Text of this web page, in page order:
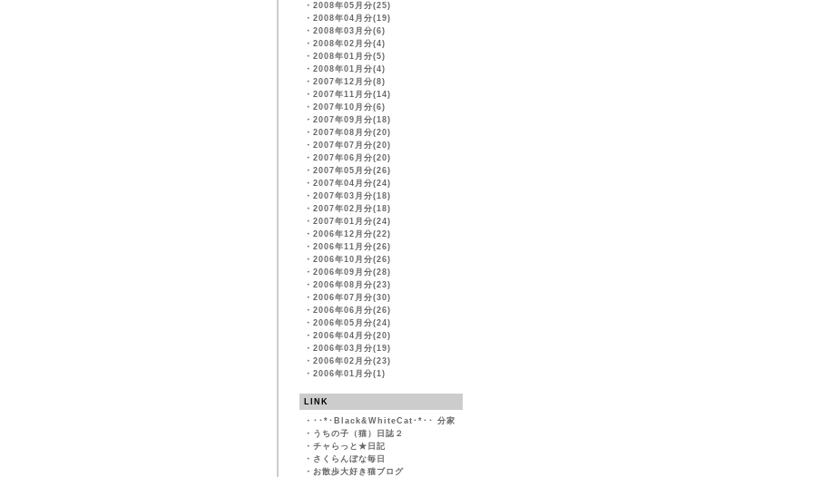
・ 2008年05月分(25)
・ 2008年04月分(19)
・ 2008年03月分(6)
・ 2008年02月分(4)
・ 2008年01月分(5)
・ 2008年01月分(4)
・ 2007年12月分(8)
・ 2007年11月分(14)
・ 2007年10月分(6)
・ 2007年09月分(18)
・ 2007年08月分(20)
・ 2007年07月分(20)
・ 2007年06月分(20)
・ 2007年05月分(26)
・ 2007年04月分(24)
・ 2007年03月分(18)
・ 2007年02月分(18)
・ 2007年01月分(24)
・ 2006年12月分(22)
・ 2006年11月分(26)
・ 2006年10月分(26)
・ 2006年09月分(28)
・ 2006年08月分(23)
・ 2006年07月分(30)
・ 2006年06月分(26)
・ 2006年05月分(24)
・ 2006年04月分(20)
・ 2006年03月分(19)
・ 2006年02月分(23)
・ 2006年01月分(1)
LINK
・ ･･*･Black&WhiteCat･*･･ 分家
・ うちの子（猫）日誌２
・ チャらっと★日記
・ さくらんぼな毎日
・ お散歩大好き猫ブログ